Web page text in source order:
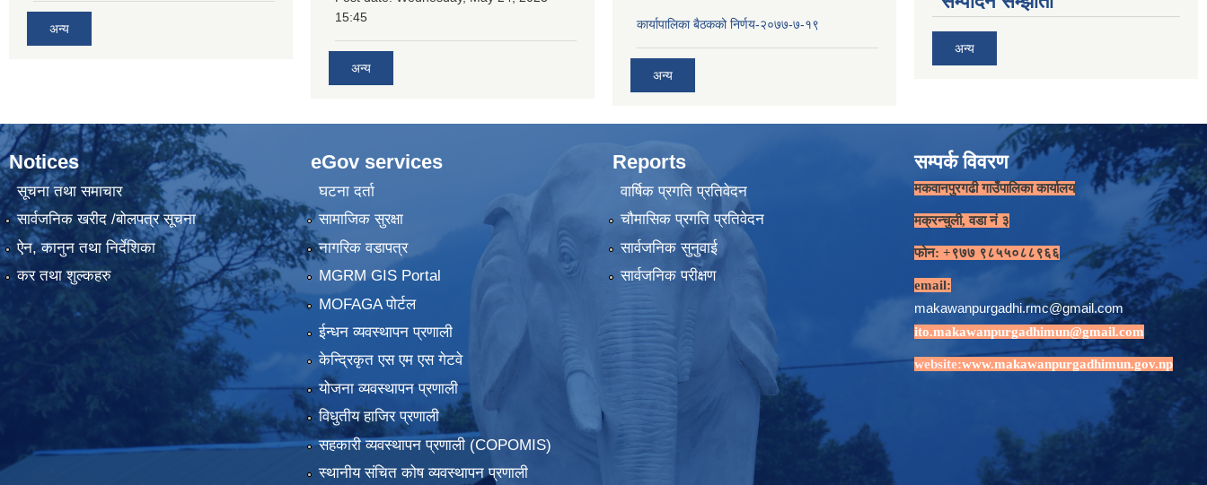
अन्य
15:45
अन्य
कार्यापालिका बैठकको निर्णय-२०७७-७-१९
अन्य
अन्य
Notices
सूचना तथा समाचार
सार्वजनिक खरीद /बोलपत्र सूचना
ऐन, कानुन तथा निर्देशिका
कर तथा शुल्कहरु
eGov services
घटना दर्ता
सामाजिक सुरक्षा
नागरिक वडापत्र
MGRM GIS Portal
MOFAGA पोर्टल
ईन्धन व्यवस्थापन प्रणाली
केन्द्रिकृत एस एम एस गेटवे
योजना व्यवस्थापन प्रणाली
विधुतीय हाजिर प्रणाली
सहकारी व्यवस्थापन प्रणाली (COPOMIS)
स्थानीय संचित कोष व्यवस्थापन प्रणाली
Reports
वार्षिक प्रगति प्रतिवेदन
चौमासिक प्रगति प्रतिवेदन
सार्वजनिक सुनुवाई
सार्वजनिक परीक्षण
सम्पर्क विवरण
मकवानपुरगढी गाउँपालिका कार्यालय
मक्रन्चुली, वडा नं ३
फोन: +९७७ ९८५५०८८९६६
email:
makawanpurgadhi.rmc@gmail.com
ito.makawanpurgadhimun@gmail.com
website:www.makawanpurgadhimun.gov.np